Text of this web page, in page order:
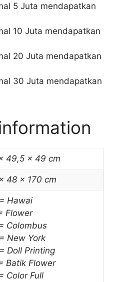
5 Juta mendapatkan
10 Juta mendapatkan
20 Juta mendapatkan
30 Juta mendapatkan
49,5 × 49 cm
48 x 170 cm
Hawai
Flower
Colombus
New York
Doll Printing
Batik Flower
Color Full